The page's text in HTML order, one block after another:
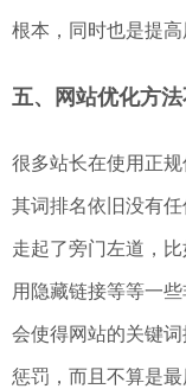
根本，同时也是提高
五、网站优化方法
很多站长在使用正
其词排名依旧没有
走起了旁门左道，
用隐藏链接等等一
会使得网站的关键
惩罚，而且不算是最